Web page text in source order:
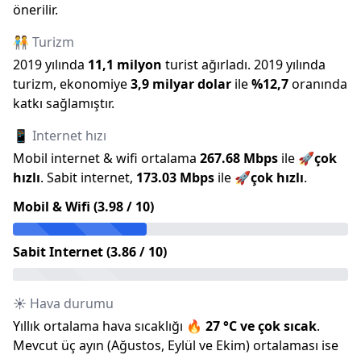
önerilir.
🧑‍🤝‍🧑 Turizm
2019yılında 11,1 milyon turist ağırladı. 2019yılında
turizm, ekonomiye3,9 milyardolar ile%12,7oranında
katkı sağlamıştır.
📱 Internet hızı
Mobil internet & wifi ortalama 267.68 Mbps ile 🚀çok
hızlı. Sabit internet, 173.03 Mbps ile 🚀çok hızlı.
Mobil & Wifi (3.98/ 10)
Sabit Internet (3.86/ 10)
☀️ Hava durumu
Yıllık ortalama hava sıcaklığı 🔥 27°C veçok sıcak.
Mevcut üç ayın (Ağustos, Eylül ve Ekim) ortalaması ise